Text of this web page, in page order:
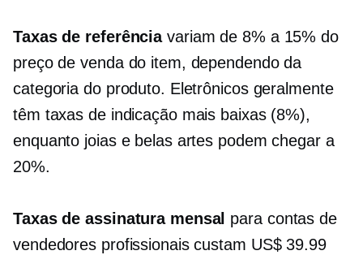
Taxas de referênciavariam de 8% a 15% do
preço de venda do item, dependendo da
categoria do produto. Eletrônicos geralmente
têm taxas de indicação mais baixas (8%),
enquanto joias e belas artes podem chegar a
20%.
Taxas de assinatura mensal para contas de
vendedores profissionais custam US$ 39.99